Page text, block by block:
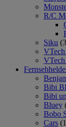
R/C
Siku
Bibi
Bibi
Bluey
Bobo
Cars